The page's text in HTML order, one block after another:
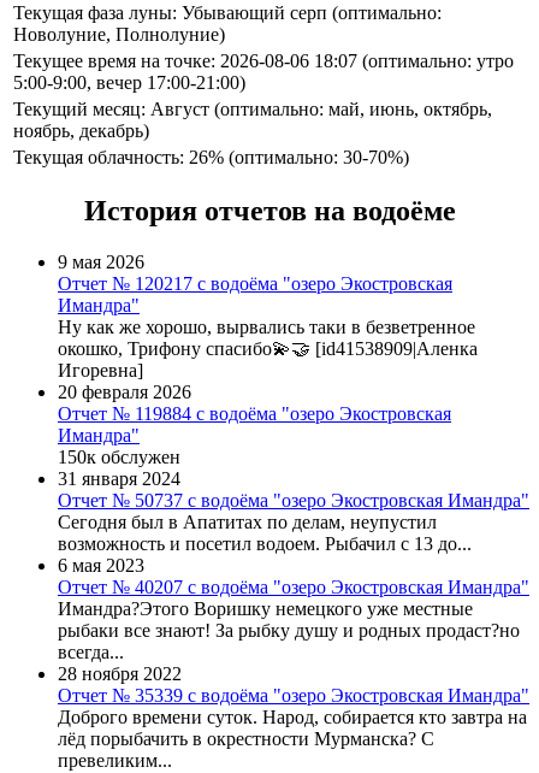
Текущая фаза луны: Убывающий серп (оптимально:
Новолуние, Полнолуние)
Текущее время на точке: 2026-08-06 18:07 (оптимально: утро
5:00-9:00, вечер 17:00-21:00)
Текущий месяц: Август (оптимально: май, июнь, октябрь,
ноябрь, декабрь)
Текущая облачность: 26% (оптимально: 30-70%)
История отчетов на водоёме
9 мая 2026
Отчет № 120217 с водоёма "озеро Экостровская
Имандра"
Ну как же хорошо, вырвались таки в безветренное
окошко, Трифону спасибо💫🤝 [id41538909|Аленка
Игоревна]
20 февраля 2026
Отчет № 119884 с водоёма "озеро Экостровская
Имандра"
150к обслужен
31 января 2024
Отчет № 50737 с водоёма "озеро Экостровская Имандра"
Сегодня был в Апатитах по делам, неупустил
возможность и посетил водоем. Рыбачил с 13 до...
6 мая 2023
Отчет № 40207 с водоёма "озеро Экостровская Имандра"
Имандра?Этого Воришку немецкого уже местные
рыбаки все знают! За рыбку душу и родных продаст?но
всегда...
28 ноября 2022
Отчет № 35339 с водоёма "озеро Экостровская Имандра"
Доброго времени суток. Народ, собирается кто завтра на
лёд порыбачить в окрестности Мурманска? С
превеликим...